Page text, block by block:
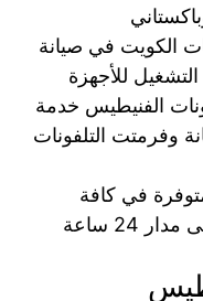
الكويت في صيانة
للأجهزة
الفنيطيس خدمة
وفرمتت التلفونات
في كافة
ساعة